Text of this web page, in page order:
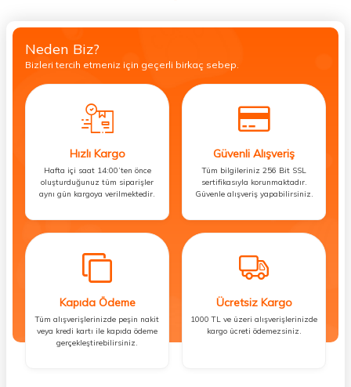
Neden Biz?
Bizleri tercih etmeniz için geçerli birkaç sebep.
Hızlı Kargo
Hafta içi saat 14:00’ten önce
oluşturduğunuz tüm siparişler
aynı gün kargoya verilmektedir.
Güvenli Alışveriş
Tüm bilgileriniz 256 Bit SSL
sertifikasıyla korunmaktadır.
Güvenle alışveriş yapabilirsiniz.
Kapıda Ödeme
Tüm alışverişlerinizde peşin nakit
veya kredi kartı ile kapıda ödeme
gerçekleştirebilirsiniz.
Ücretsiz Kargo
1000 TL ve üzeri alışverişlerinizde
kargo ücreti ödemezsiniz.